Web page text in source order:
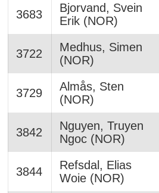
3683
Bjorvand, Svein
Erik (NOR)
3722
Medhus, Simen
(NOR)
3729
Almås, Sten
(NOR)
3842
Nguyen, Truyen
Ngoc (NOR)
3844
Refsdal, Elias
Woie (NOR)